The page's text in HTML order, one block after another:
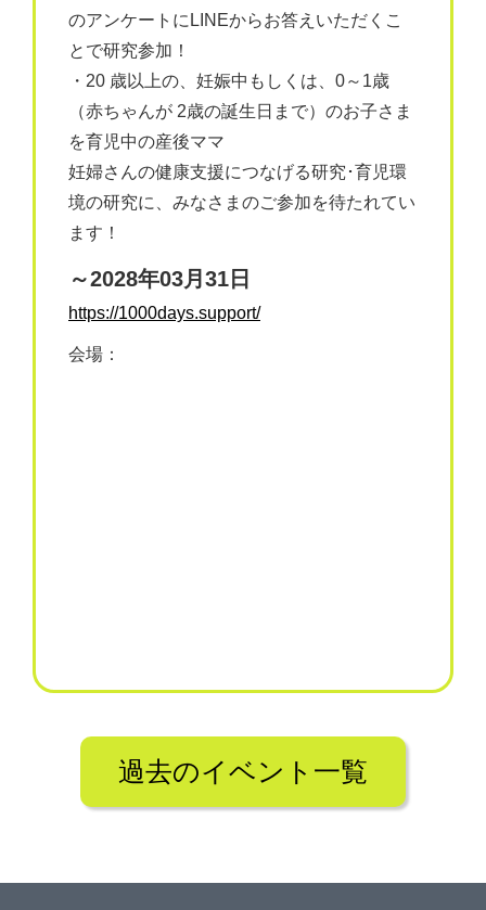
のアンケートにLINEからお答えいただくこ
とで研究参加！
・20 歳以上の、妊娠中もしくは、0～1歳
（赤ちゃんが 2歳の誕生日まで）のお子さま
を育児中の産後ママ
妊婦さんの健康支援につなげる研究･育児環
境の研究に、みなさまのご参加を待たれてい
ます！
～2028年03月31日
https://1000days.support/
会場：
過去のイベント一覧